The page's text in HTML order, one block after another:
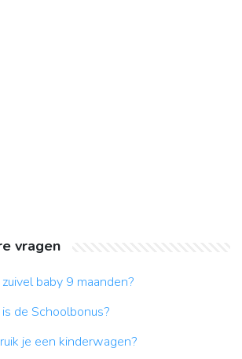
vragen
baby 9 maanden?
de Schoolbonus?
je een kinderwagen?